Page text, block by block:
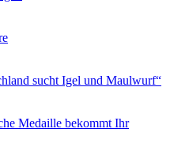
sucht Igel und Maulwurf“
Medaille bekommt Ihr